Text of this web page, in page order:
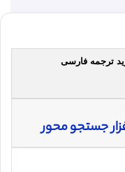
ترجمه فارسی
جستجو محور